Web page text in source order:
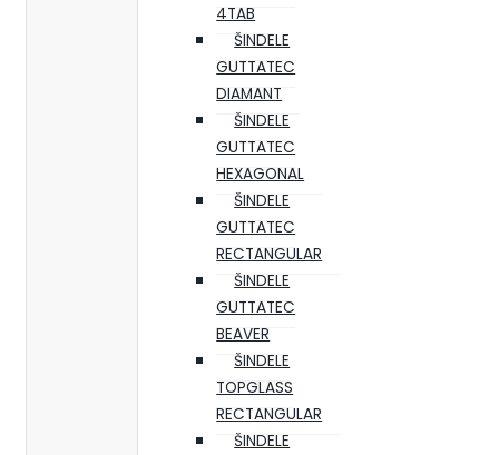
4TAB
ŠINDELE
GUTTATEC
DIAMANT
ŠINDELE
GUTTATEC
HEXAGONAL
ŠINDELE
GUTTATEC
RECTANGULAR
ŠINDELE
GUTTATEC
BEAVER
ŠINDELE
TOPGLASS
RECTANGULAR
ŠINDELE